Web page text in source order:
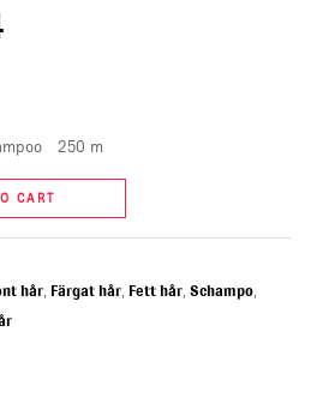
250 m
CART
hår, Färgat hår, Fett hår, Schampo,